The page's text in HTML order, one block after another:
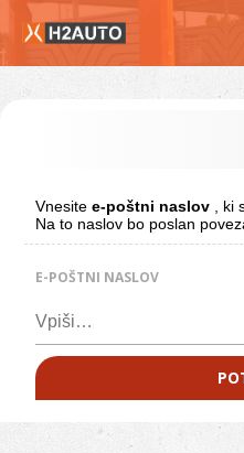
Vnesitee-poštni naslov
,
Na to naslov bo poslan
E-POŠTNI NASLOV